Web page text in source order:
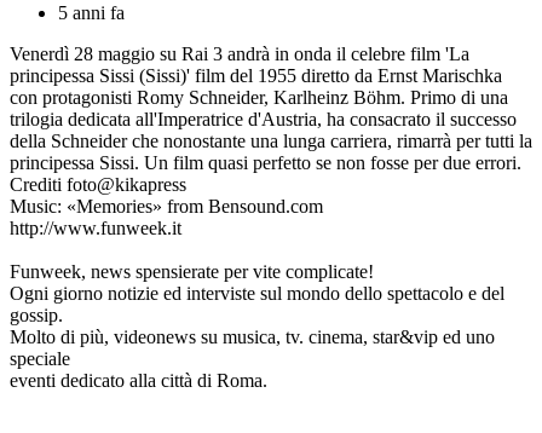
5 anni fa
Venerdì 28 maggio su Rai 3 andrà in onda il celebre film 'La
principessa Sissi (Sissi)' film del 1955 diretto da Ernst Marischka
con protagonisti Romy Schneider, Karlheinz Böhm. Primo di una
trilogia dedicata all'Imperatrice d'Austria, ha consacrato il successo
della Schneider che nonostante una lunga carriera, rimarrà per tutti la
principessa Sissi. Un film quasi perfetto se non fosse per due errori.
Crediti foto@kikapress
Music: «Memories» from Bensound.com
http://www.funweek.it
Funweek, news spensierate per vite complicate!
Ogni giorno notizie ed interviste sul mondo dello spettacolo e del
gossip.
Molto di più, videonews su musica, tv. cinema, star&vip ed uno
speciale
eventi dedicato alla città di Roma.